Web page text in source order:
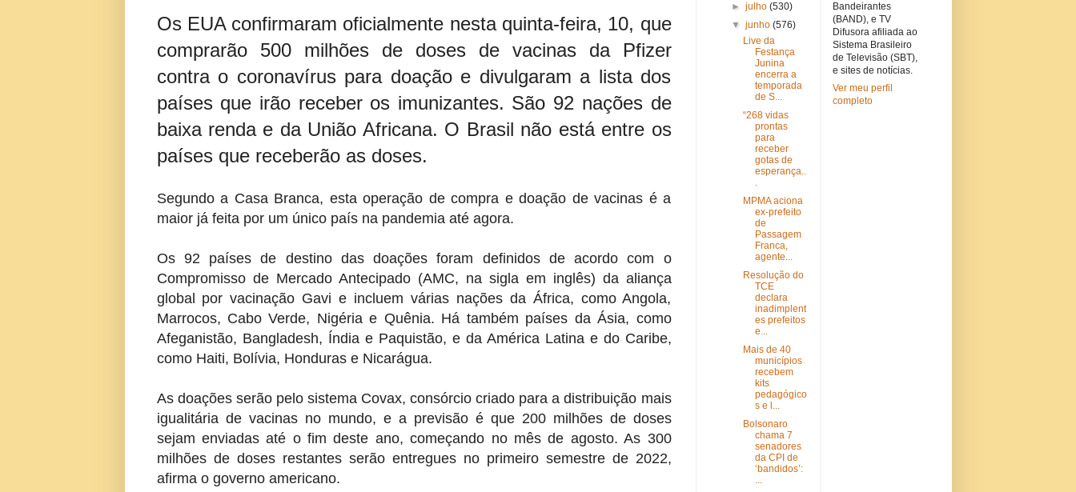
Os EUA confirmaram oficialmente nesta quinta-feira, 10, que
comprarão 500 milhões de doses de vacinas da Pfizer
contra o coronavírus para doação e divulgaram a lista dos
países que irão receber os imunizantes. São 92 nações de
baixa renda e da União Africana. O Brasil não está entre os
países que receberão as doses.
Segundo a Casa Branca, esta operação de compra e doação de vacinas é a
maior já feita por um único país na pandemia até agora.
Os 92 países de destino das doações foram definidos de acordo com o
Compromisso de Mercado Antecipado (AMC, na sigla em inglês) da aliança
global por vacinação Gavi e incluem várias nações da África, como Angola,
Marrocos, Cabo Verde, Nigéria e Quênia. Há também países da Ásia, como
Afeganistão, Bangladesh, Índia e Paquistão, e da América Latina e do Caribe,
como Haiti, Bolívia, Honduras e Nicarágua.
As doações serão pelo sistema Covax, consórcio criado para a distribuição mais
igualitária de vacinas no mundo, e a previsão é que 200 milhões de doses
sejam enviadas até o fim deste ano, começando no mês de agosto. As 300
milhões de doses restantes serão entregues no primeiro semestre de 2022,
afirma o governo americano.
► julho (530)
▼ junho (576)
Live da
Festança
Junina
encerra a
temporada
de S...
“268 vidas
prontas
para
receber
gotas de
esperança..
.
MPMA aciona
ex-prefeito
de
Passagem
Franca,
agente...
Resolução do
TCE
declara
inadimplent
es prefeitos
e...
Mais de 40
municípios
recebem
kits
pedagógico
s e l...
Bolsonaro
chama 7
senadores
da CPI de
‘bandidos’:
...
Bandeirantes
(BAND), e TV
Difusora afiliada ao
Sistema Brasileiro
de Televisão (SBT),
e sites de notícias.
Ver meu perfil
completo